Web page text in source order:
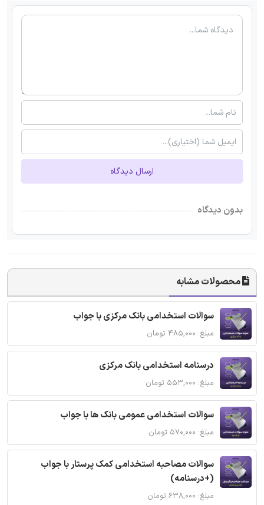
ارسال دیدگاه
بدون دیدگاه
محصولات مشابه
سوالات استخدامی بانک مرکزی با جواب
مبلغ: ۴۸۵,۰۰۰ تومان
درسنامه استخدامی بانک مرکزی
مبلغ: ۵۵۳,۰۰۰ تومان
سوالات استخدامی عمومی بانک ها با جواب
مبلغ: ۵۷۰,۰۰۰ تومان
سوالات مصاحبه استخدامی کمک پرستار با جواب
(+درسنامه)
مبلغ: ۶۳۸,۰۰۰ تومان